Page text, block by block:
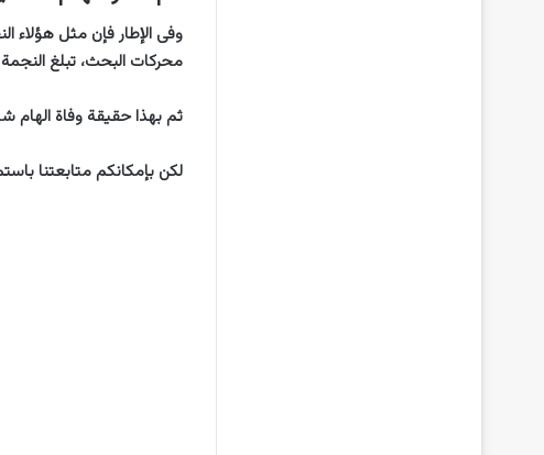
وفى الإطار فإن مثل هؤلاء
محركات البحث، تبلغ النجمة من
ثم بهذا حقيقة وفاة الهام
لكن بإمكانكم متابعتنا